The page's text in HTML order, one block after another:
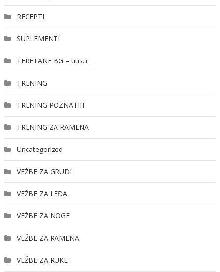
RECEPTI
SUPLEMENTI
TERETANE BG – utisci
TRENING
TRENING POZNATIH
TRENING ZA RAMENA
Uncategorized
VEŽBE ZA GRUDI
VEŽBE ZA LEĐA
VEŽBE ZA NOGE
VEŽBE ZA RAMENA
VEŽBE ZA RUKE